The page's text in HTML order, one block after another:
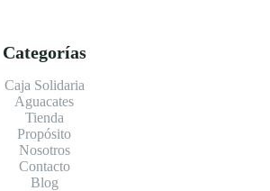
Categorías
Caja Solidaria
Aguacates
Tienda
Propósito
Nosotros
Contacto
Blog